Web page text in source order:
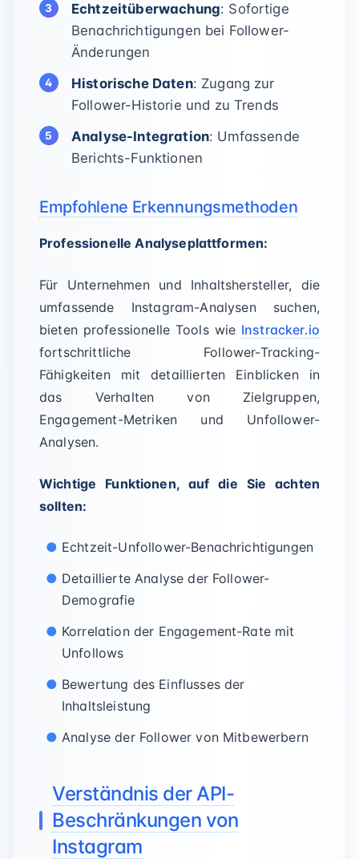
Echtzeitüberwachung: Sofortige
Benachrichtigungen bei Follower-
Änderungen
Historische Daten: Zugang zur
Follower-Historie und zu Trends
Analyse-Integration: Umfassende
Berichts-Funktionen
Empfohlene Erkennungsmethoden
Professionelle Analyseplattformen:
Für Unternehmen und Inhaltshersteller, die
umfassende Instagram-Analysen suchen,
bieten professionelle Tools wie Instracker.io
fortschrittliche Follower-Tracking-
Fähigkeiten mit detaillierten Einblicken in
das Verhalten von Zielgruppen,
Engagement-Metriken und Unfollower-
Analysen.
Wichtige Funktionen, auf die Sie achten
sollten:
Echtzeit-Unfollower-Benachrichtigungen
Detaillierte Analyse der Follower-
Demografie
Korrelation der Engagement-Rate mit
Unfollows
Bewertung des Einflusses der
Inhaltsleistung
Analyse der Follower von Mitbewerbern
Verständnis der API-
Beschränkungen von
Instagram